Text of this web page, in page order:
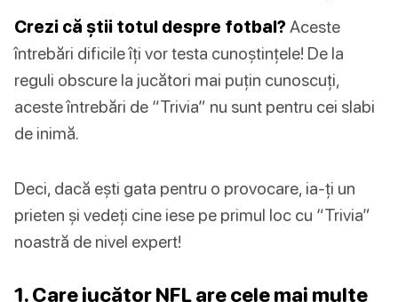
Crezi că știi totul despre fotbal?Aceste
întrebări dificile îți vor testa cunoștințele! De la
reguli obscure la jucători mai puțin cunoscuți,
aceste întrebări de “Trivia” nu sunt pentru cei slabi
de inimă.
Deci, dacă ești gata pentru o provocare, ia-ți un
prieten și vedeți cine iese pe primul loc cu “Trivia”
noastră de nivel expert!
1. Care jucător NFL are cele mai multe